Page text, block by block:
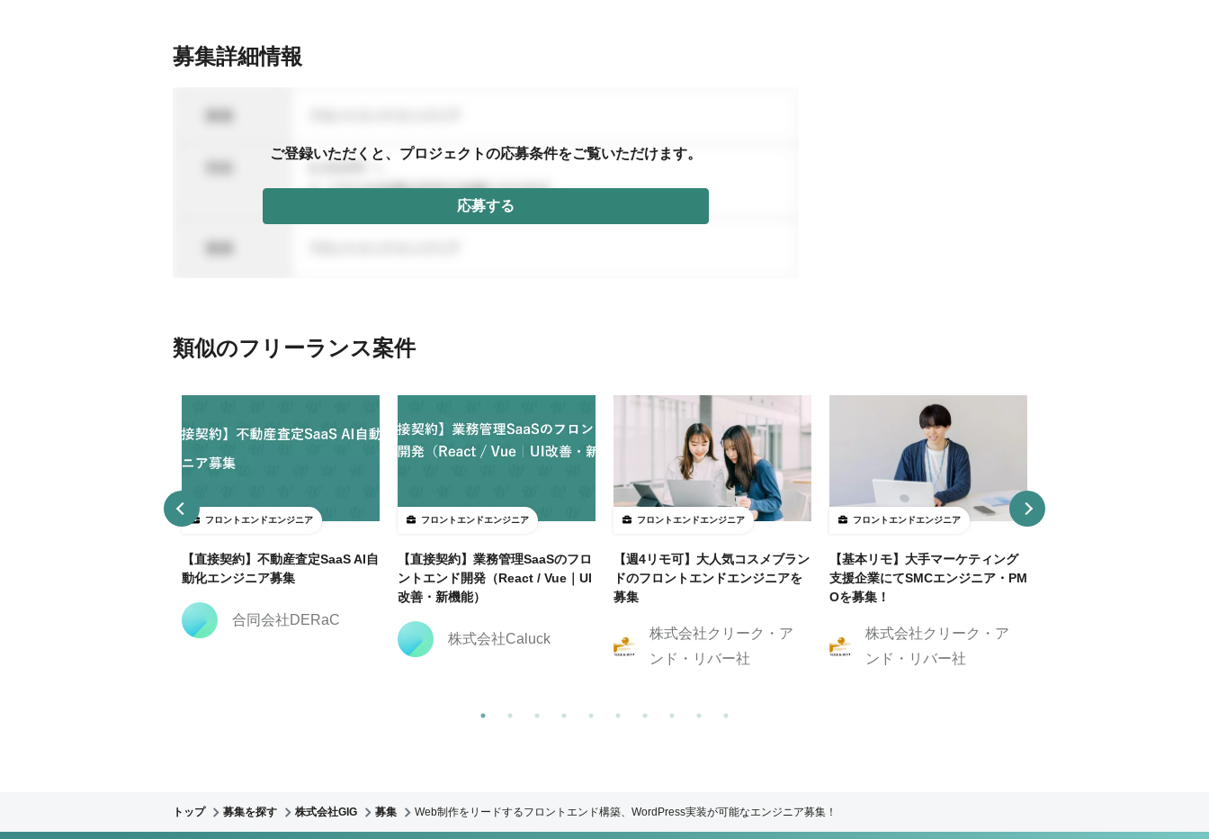
募集詳細情報
ご登録いただくと、プロジェクトの応募条件をご覧いただけます。
応募する
類似のフリーランス案件
フロントエンドエンジニア
【直接契約】不動産査定SaaS AI自
動化エンジニア募集
合同会社DERaC
フロントエンドエンジニア
【直接契約】業務管理SaaSのフロ
ントエンド開発（React / Vue｜UI
改善・新機能）
株式会社Caluck
フロントエンドエンジニア
【週4リモ可】大人気コスメブラン
ドのフロントエンドエンジニアを
募集
株式会社クリーク・ア
ンド・リバー社
フロントエンドエンジニア
【基本リモ】大手マーケティング
支援企業にてSMCエンジニア・PM
Oを募集！
株式会社クリーク・ア
ンド・リバー社
トップ 募集を探す 株式会社GIG 募集 Web制作をリードするフロントエンド構築、WordPress実装が可能なエンジニア募集！